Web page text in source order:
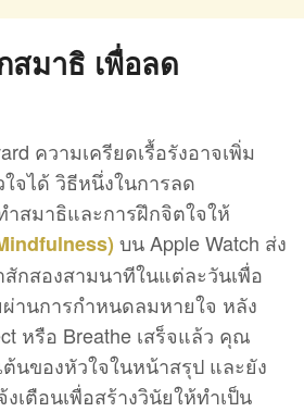
สมาธิ เพื่อลด
ความเครียดเรื้อรังอาจเพิ่ม
จได้ วิธีหนึ่งในการลด
สมาธิและการฝึกจิตใจให้
บน Apple Watch ส่ง
กสองสามนาทีในแต่ละวันเพื่อ
านการกำหนดลมหายใจ หลัง
หรือ Breathe เสร็จแล้ว คุณ
นของหัวใจในหน้าสรุป และยัง
เตือนเพื่อสร้างวินัยให้ทำเป็น